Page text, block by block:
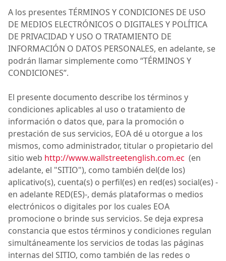
A los presentes TÉRMINOS Y CONDICIONES DE USO
DE MEDIOS ELECTRÓNICOS O DIGITALES Y POLÍTICA
DE PRIVACIDAD Y USO O TRATAMIENTO DE
INFORMACIÓN O DATOS PERSONALES, en adelante, se
podrán llamar simplemente como “TÉRMINOS Y
CONDICIONES”.
El presente documento describe los términos y
condiciones aplicables al uso o tratamiento de
información o datos que, para la promoción o
prestación de sus servicios, EOA dé u otorgue a los
mismos, como administrador, titular o propietario del
sitio web http://www.wallstreetenglish.com.ec (en
adelante, el "SITIO"), como también del(de los)
aplicativo(s), cuenta(s) o perfil(es) en red(es) social(es) -
en adelante RED(ES)-, demás plataformas o medios
electrónicos o digitales por los cuales EOA
promocione o brinde sus servicios. Se deja expresa
constancia que estos términos y condiciones regulan
simultáneamente los servicios de todas las páginas
internas del SITIO, como también de las redes o